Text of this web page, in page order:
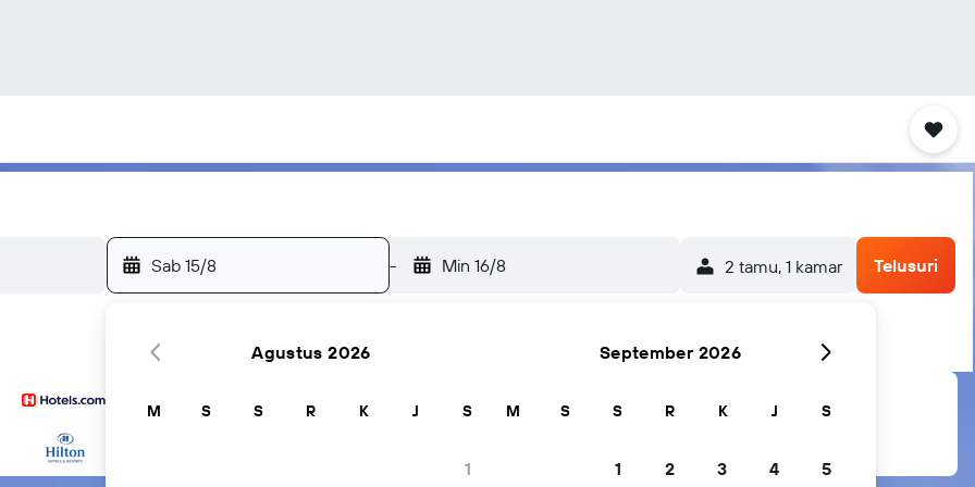
Sab 15/8 - Min 16/8 2 tamu, 1 kamar Telusuri
Agustus 2026
M S S R K J S
1
September 2026
M S S R K J S
1 2 3 4 5